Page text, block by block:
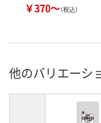
￥370～（税込）
他のバリエーシ